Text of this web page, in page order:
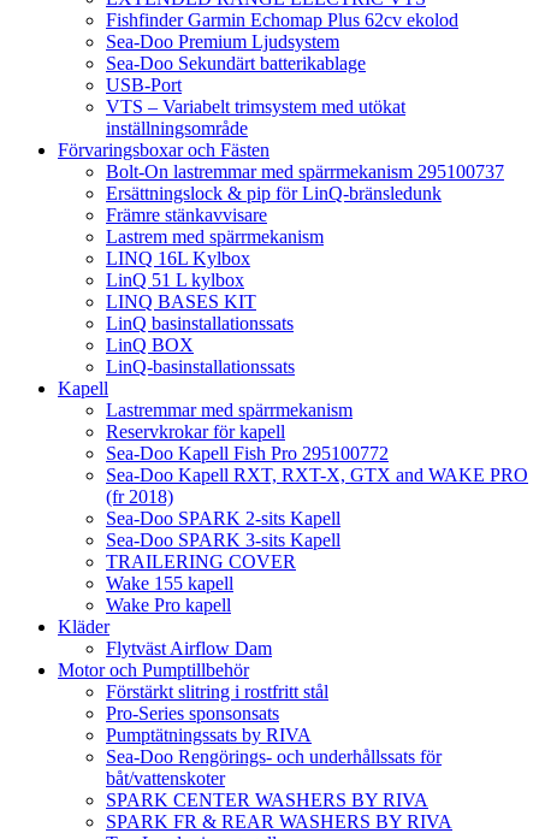
Fishfinder Garmin Echomap Plus 62cv ekolod
Sea-Doo Premium Ljudsystem
Sea-Doo Sekundärt batterikablage
USB-Port
VTS – Variabelt trimsystem med utökat
inställningsområde
Förvaringsboxar och Fästen
Bolt-On lastremmar med spärrmekanism 295100737
Ersättningslock & pip för LinQ-bränsledunk
Främre stänkavvisare
Lastrem med spärrmekanism
LINQ 16L Kylbox
LinQ 51 L kylbox
LINQ BASES KIT
LinQ basinstallationssats
LinQ BOX
LinQ-basinstallationssats
Kapell
Lastremmar med spärrmekanism
Reservkrokar för kapell
Sea-Doo Kapell Fish Pro 295100772
Sea-Doo Kapell RXT, RXT-X, GTX and WAKE PRO
(fr 2018)
Sea-Doo SPARK 2-sits Kapell
Sea-Doo SPARK 3-sits Kapell
TRAILERING COVER
Wake 155 kapell
Wake Pro kapell
Kläder
Flytväst Airflow Dam
Motor och Pumptillbehör
Förstärkt slitring i rostfritt stål
Pro-Series sponsonsats
Pumptätningssats by RIVA
Sea-Doo Rengörings- och underhållssats för
båt/vattenskoter
SPARK CENTER WASHERS BY RIVA
SPARK FR & REAR WASHERS BY RIVA